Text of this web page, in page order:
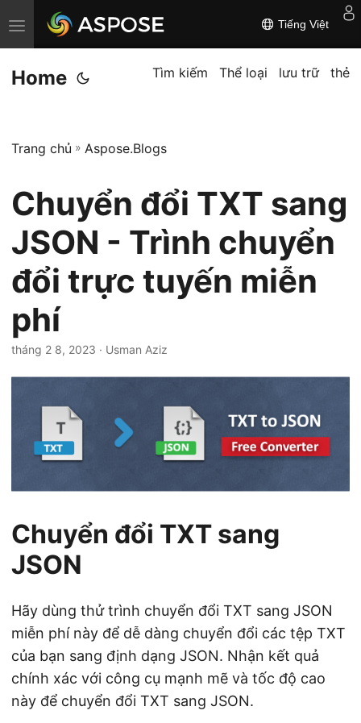
C
h
u
n
i
đ
i
ề
u
h
ư
Tiếng Việt
Home Tìm kiếm Thể loại lưu trữ thẻ
Trang chủ » Aspose.Blogs
Chuyển đổi TXT sang
JSON - Trình chuyển
đổi trực tuyến miễn
phí
tháng 2 8, 2023 · Usman Aziz
Chuyển đổi TXT sang
JSON
Hãy dùng thử trình chuyển đổi TXT sang JSON
miễn phí này để dễ dàng chuyển đổi các tệp TXT
của bạn sang định dạng JSON. Nhận kết quả
chính xác với công cụ mạnh mẽ và tốc độ cao
này để chuyển đổi TXT sang JSON.